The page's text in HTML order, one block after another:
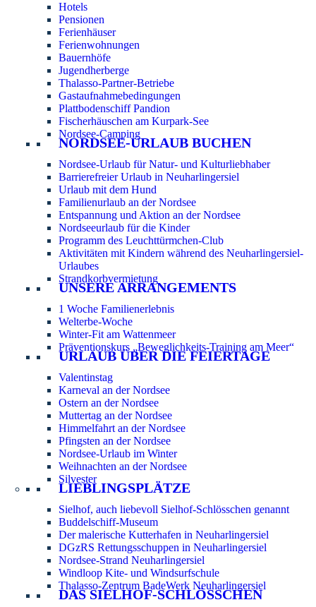
Hotels
Pensionen
Ferienhäuser
Ferienwohnungen
Bauernhöfe
Jugendherberge
Thalasso-Partner-Betriebe
Gastaufnahmebedingungen
Plattbodenschiff Pandion
Fischerhäuschen am Kurpark-See
Nordsee-Camping
NORDSEE-URLAUB BUCHEN
Nordsee-Urlaub für Natur- und Kulturliebhaber
Barrierefreier Urlaub in Neuharlingersiel
Urlaub mit dem Hund
Familienurlaub an der Nordsee
Entspannung und Aktion an der Nordsee
Nordseeurlaub für die Kinder
Programm des Leuchttürmchen-Club
Aktivitäten mit Kindern während des Neuharlingersiel-
Urlaubes
Strandkorbvermietung
UNSERE ARRANGEMENTS
1 Woche Familienerlebnis
Welterbe-Woche
Winter-Fit am Wattenmeer
Präventionskurs „Beweglichkeits-Training am Meer“
URLAUB ÜBER DIE FEIERTAGE
Valentinstag
Karneval an der Nordsee
Ostern an der Nordsee
Muttertag an der Nordsee
Himmelfahrt an der Nordsee
Pfingsten an der Nordsee
Nordsee-Urlaub im Winter
Weihnachten an der Nordsee
Silvester
LIEBLINGSPLÄTZE
Sielhof, auch liebevoll Sielhof-Schlösschen genannt
Buddelschiff-Museum
Der malerische Kutterhafen in Neuharlingersiel
DGzRS Rettungsschuppen in Neuharlingersiel
Nordsee-Strand Neuharlingersiel
Windloop Kite- und Windsurfschule
Thalasso-Zentrum BadeWerk Neuharlingersiel
DAS SIELHOF-SCHLÖSSCHEN